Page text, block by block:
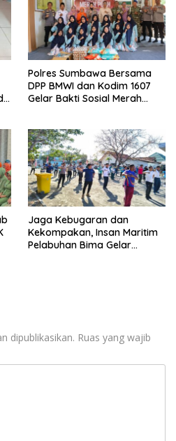
Polres Sumbawa Bersama
DPP BMWI dan Kodim 1607
Gelar Bakti Sosial Merah
Jaga Kebugaran dan
Kekompakan, Insan Maritim
Pelabuhan Bima Gelar
dipublikasikan. Ruas yang wajib